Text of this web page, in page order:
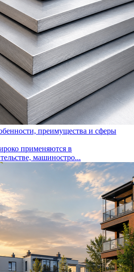
преимущества и сферы
применяются в
машиностро...